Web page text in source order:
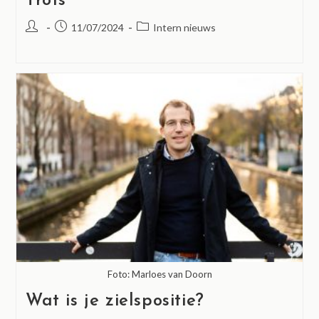
11/07/2024 Intern nieuws
Foto: Marloes van Doorn
Wat is je zielspositie?